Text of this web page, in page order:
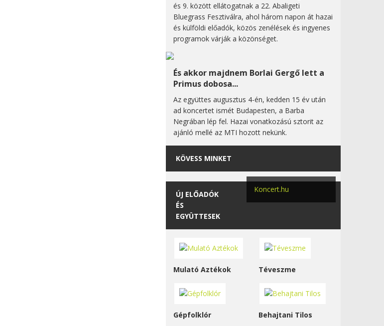
és 9. között ellátogatnak a 22. Abaligeti
Bluegrass Fesztiválra, ahol három napon át hazai
és külföldi előadók, közös zenélések és ingyenes
programok várják a közönséget.
És akkor majdnem Borlai Gergő lett a
Primus dobosa...
Az együttes augusztus 4-én, kedden 15 év után
ad koncertet ismét Budapesten, a Barba
Negrában lép fel. Hazai vonatkozású sztorit az
ajánló mellé az MTI hozott nekünk.
KÖVESS MINKET
Koncert.hu
ÚJ ELŐADÓK
ÉS
EGYÜTTESEK
Mulató Aztékok Téveszme
Gépfolklór Behajtani Tilos